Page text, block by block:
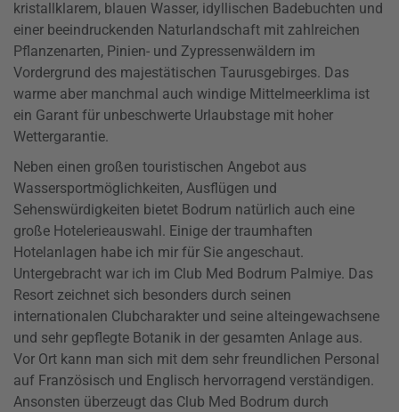
kristallklarem, blauen Wasser, idyllischen Badebuchten und
einer beeindruckenden Naturlandschaft mit zahlreichen
Pflanzenarten, Pinien- und Zypressenwäldern im
Vordergrund des majestätischen Taurusgebirges. Das
warme aber manchmal auch windige Mittelmeerklima ist
ein Garant für unbeschwerte Urlaubstage mit hoher
Wettergarantie.
Neben einen großen touristischen Angebot aus
Wassersportmöglichkeiten, Ausflügen und
Sehenswürdigkeiten bietet Bodrum natürlich auch eine
große Hotelerieauswahl. Einige der traumhaften
Hotelanlagen habe ich mir für Sie angeschaut.
Untergebracht war ich im Club Med Bodrum Palmiye. Das
Resort zeichnet sich besonders durch seinen
internationalen Clubcharakter und seine alteingewachsene
und sehr gepflegte Botanik in der gesamten Anlage aus.
Vor Ort kann man sich mit dem sehr freundlichen Personal
auf Französisch und Englisch hervorragend verständigen.
Ansonsten überzeugt das Club Med Bodrum durch